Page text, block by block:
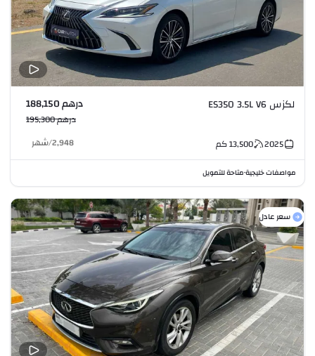
لكزس ES350 3.5L V6 درهم 188,150
درهم 195,300
2025
13,500كم 2,948
/شهر
مواصفات خليجية•متاحة للتمويل
سعر عادل